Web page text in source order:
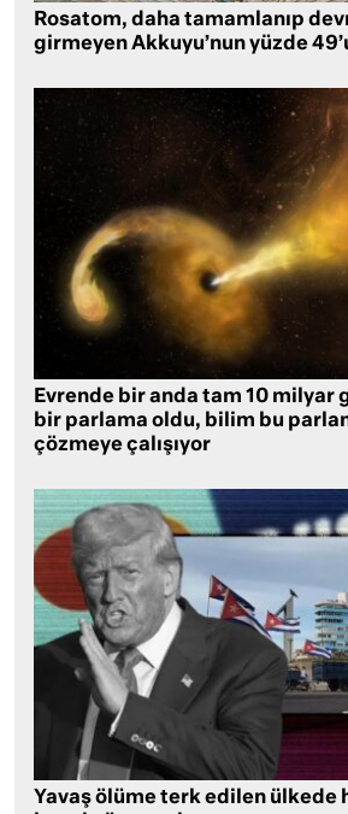
Rosatom, daha tamamlanıp
girmeyen Akkuyu’nun yüzde
Evrende bir anda tam 10 milyar
bir parlama oldu, bilim bu
çözmeye çalışıyor
Yavaş ölüme terk edilen